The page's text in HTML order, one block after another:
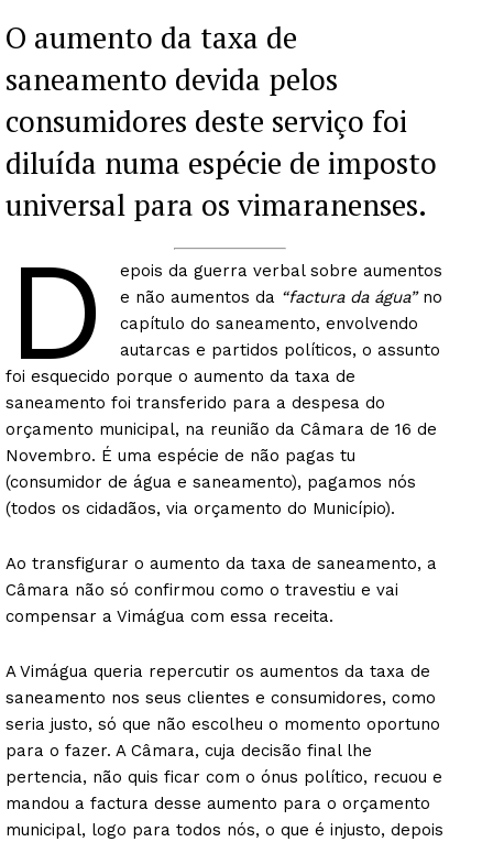
O aumento da taxa de
saneamento devida pelos
consumidores deste serviço foi
diluída numa espécie de imposto
universal para os vimaranenses.
D
epois da guerra verbal sobre aumentos
e não aumentos da “factura da água”no
capítulo do saneamento, envolvendo
autarcas e partidos políticos, o assunto
foi esquecido porque o aumento da taxa de
saneamento foi transferido para a despesa do
orçamento municipal, na reunião da Câmara de 16 de
Novembro. É uma espécie de não pagas tu
(consumidor de água e saneamento), pagamos nós
(todos os cidadãos, via orçamento do Município).
Ao transfigurar o aumento da taxa de saneamento, a
Câmara não só confirmou como o travestiu e vai
compensar a Vimágua com essa receita.
A Vimágua queria repercutir os aumentos da taxa de
saneamento nos seus clientes e consumidores, como
seria justo, só que não escolheu o momento oportuno
para o fazer. A Câmara, cuja decisão final lhe
pertencia, não quis ficar com o ónus político, recuou e
mandou a factura desse aumento para o orçamento
municipal, logo para todos nós, o que é injusto, depois